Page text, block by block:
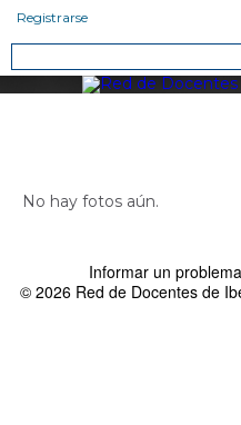
Registrarse
No hay fotos aún.
Informar un problema
© 2026 Red de Docentes de